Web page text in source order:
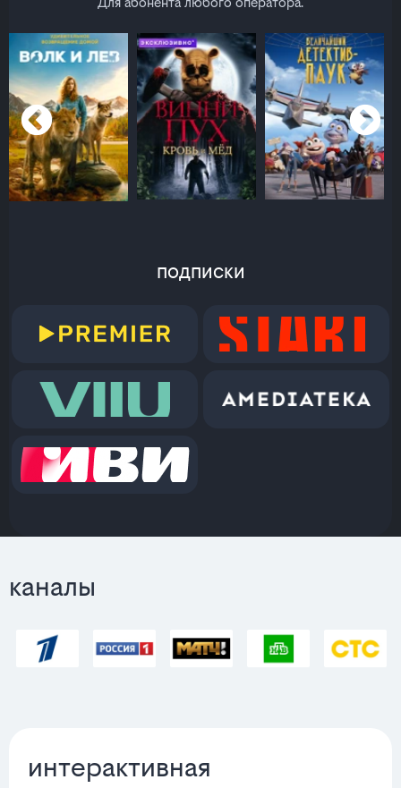
подписки
каналы
интерактивная